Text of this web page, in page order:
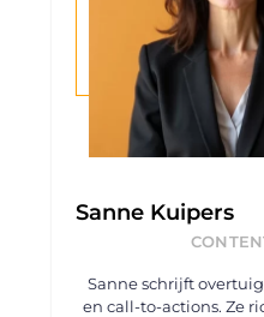
Sanne Kuipers
Sanne schrijft
en call-to-actions. Ze